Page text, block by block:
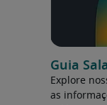
Guia
Explore
as